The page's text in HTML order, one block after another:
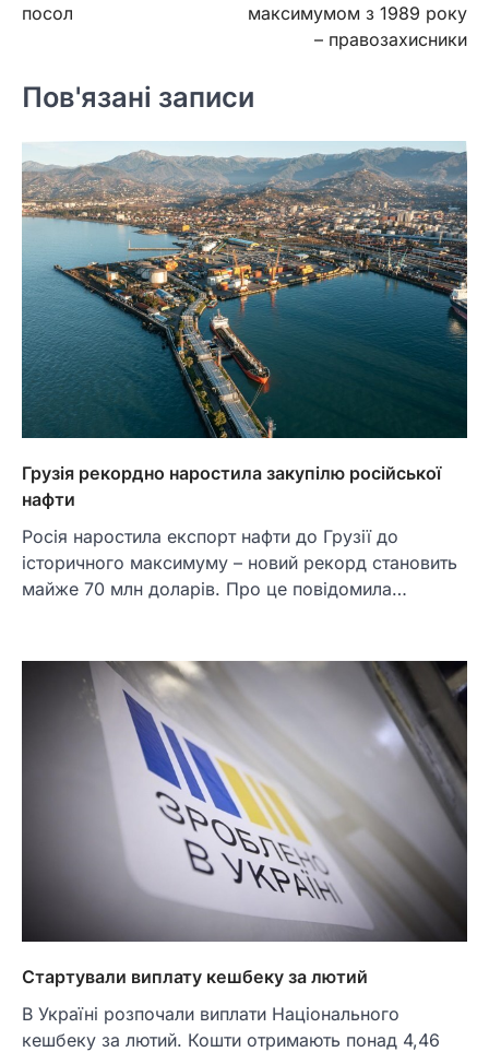
посол
максимумом з 1989 року
– правозахисники
Пов'язані записи
Грузія рекордно наростила закупілю російської
нафти
Росія наростила експорт нафти до Грузії до
історичного максимуму – новий рекорд становить
майже 70 млн доларів. Про це повідомила…
Стартували виплату кешбеку за лютий
В Україні розпочали виплати Національного
кешбеку за лютий. Кошти отримають понад 4,46